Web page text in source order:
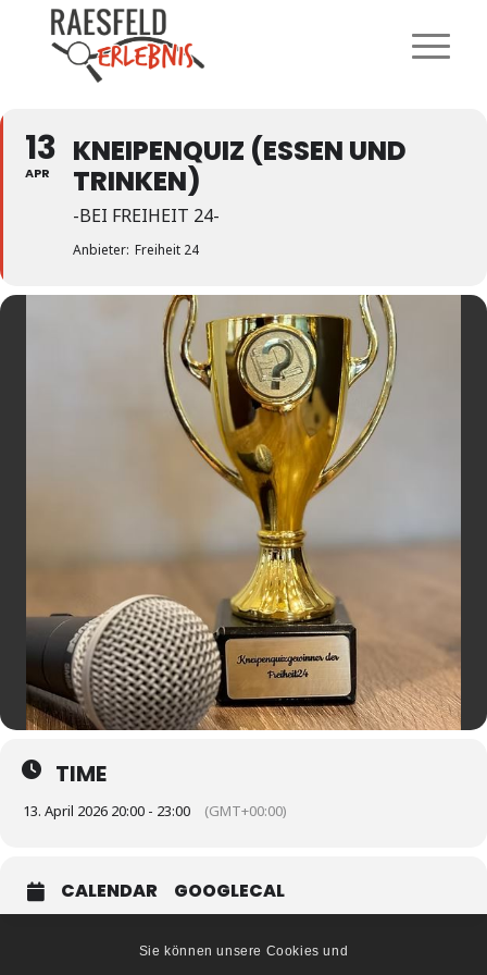
13
APR
KNEIPENQUIZ (ESSEN UND
TRINKEN)
-BEI FREIHEIT 24-
Anbieter: Freiheit 24
TIME
13. April 2026 20:00 - 23:00 (GMT+00:00)
CALENDAR GOOGLECAL
Sie können unsere Cookies und